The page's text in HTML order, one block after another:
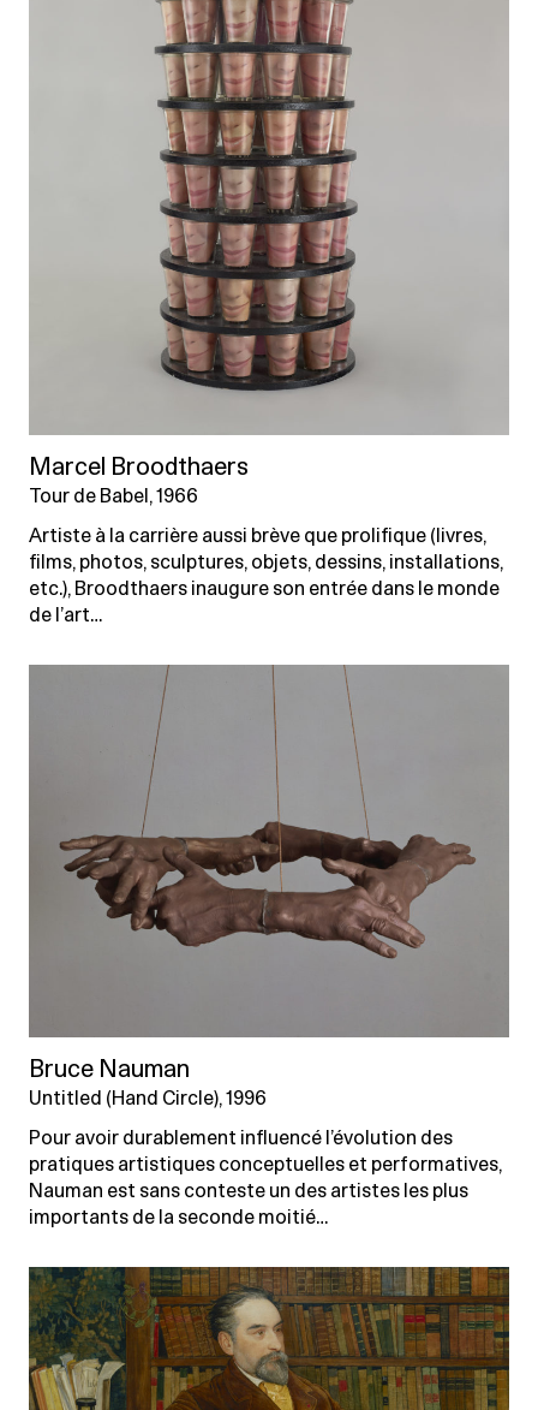
Marcel Broodthaers
Tour de Babel, 1966
Artiste à la carrière aussi brève que prolifique (livres,
films, photos, sculptures, objets, dessins, installations,
etc.), Broodthaers inaugure son entrée dans le monde
de l’art…
Bruce Nauman
Untitled (Hand Circle), 1996
Pour avoir durablement influencé l’évolution des
pratiques artistiques conceptuelles et performatives,
Nauman est sans conteste un des artistes les plus
importants de la seconde moitié…